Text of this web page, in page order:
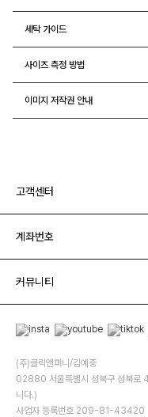
세탁 가이드
사이즈 측정 방법
이미지 저작권 안내
고객센터
계좌번호
커뮤니티
(주)클릭앤퍼니/김예중
02880 서울특별시 성북구 성북로
니다.)
사업자 등록번호 209-81-43420